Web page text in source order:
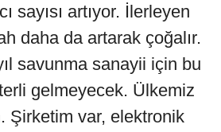
sayısı artıyor. İlerleyen
daha da artarak çoğalır.
savunma sanayii için bu
gelmeyecek. Ülkemiz
Şirketim var, elektronik